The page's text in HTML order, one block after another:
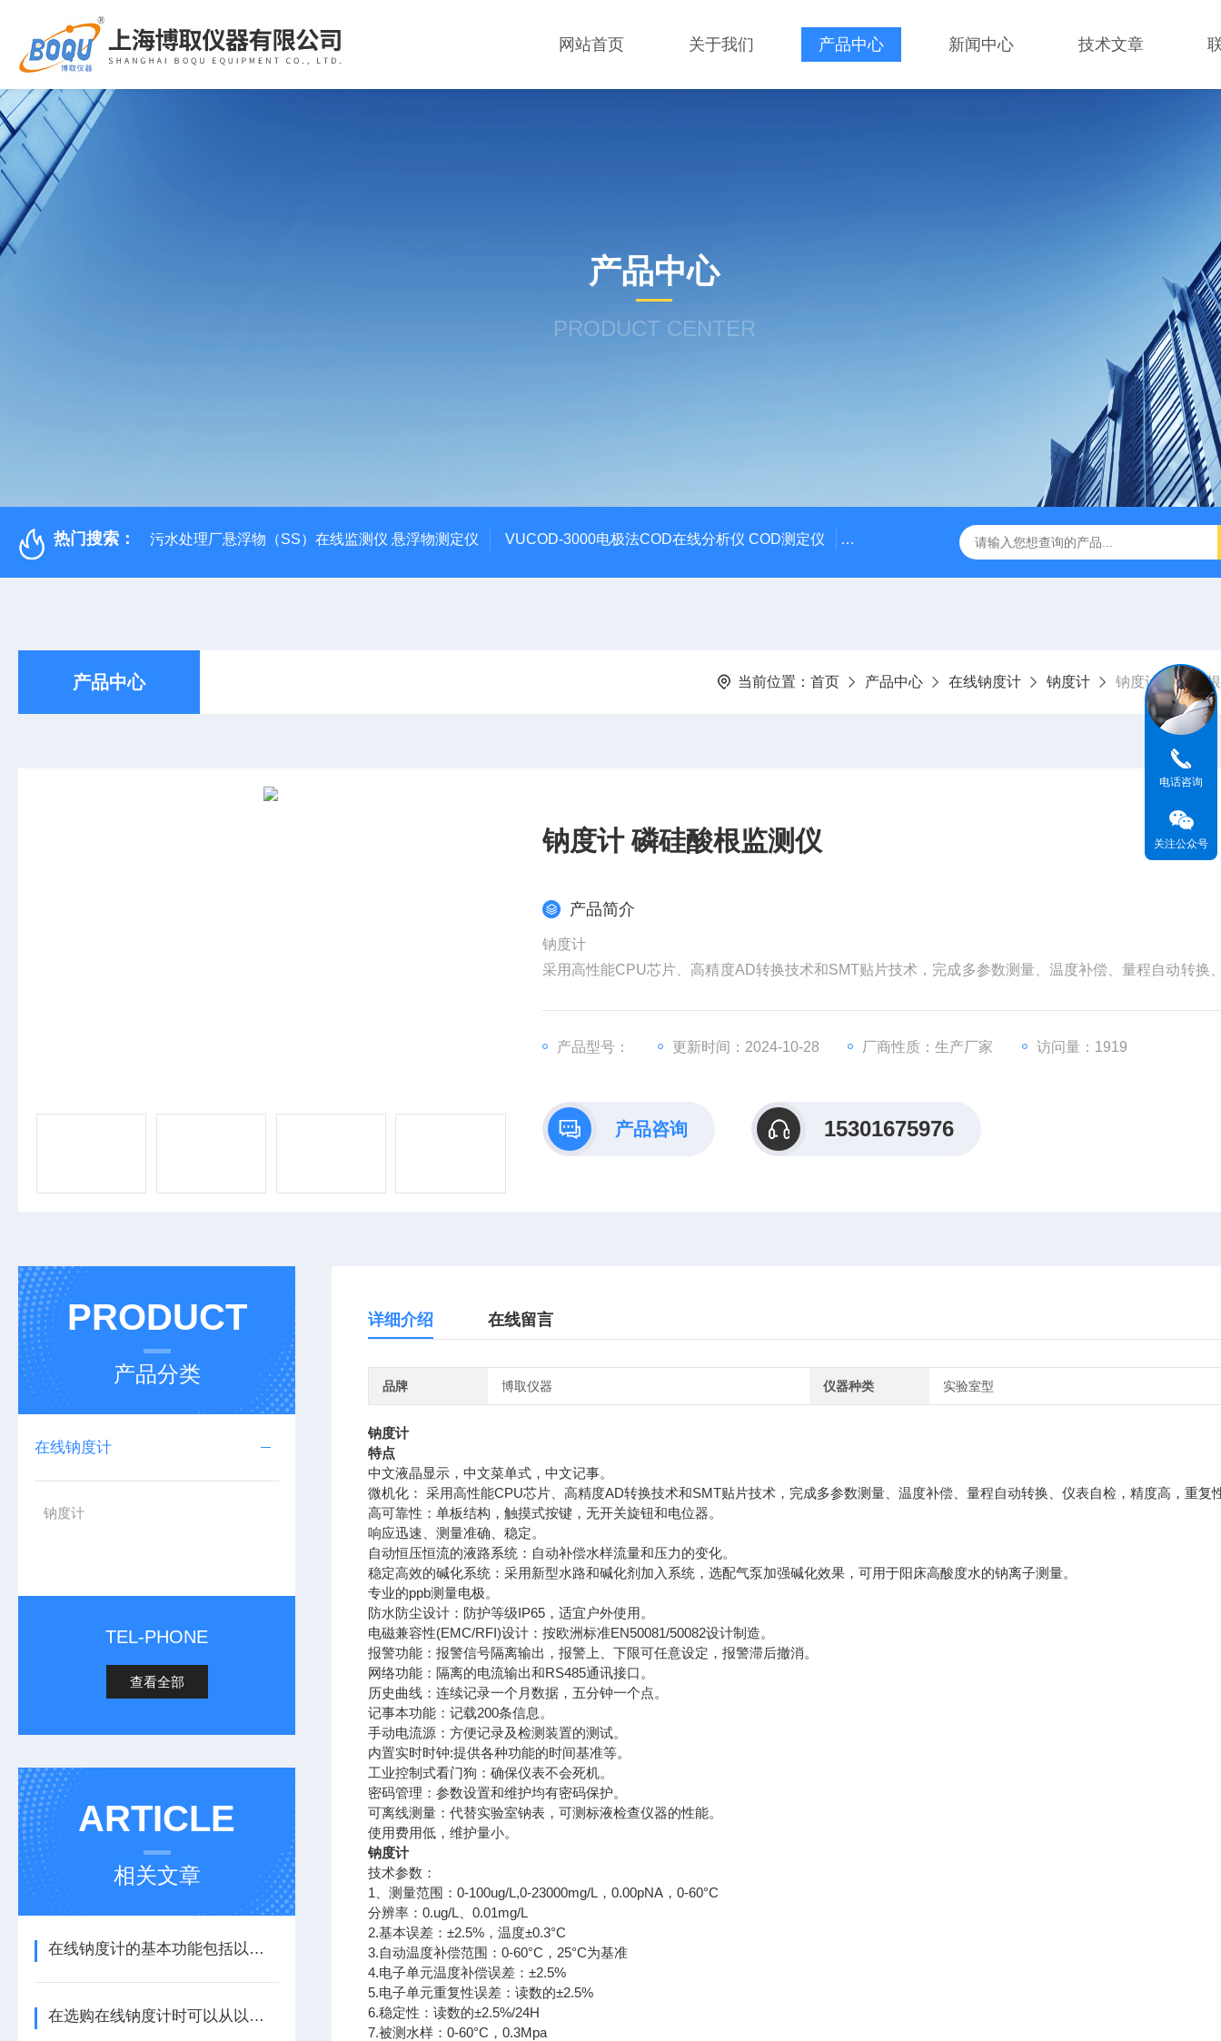
网站首页 关于我们 产品中心 新闻中心 技术文章
产品中心
PRODUCT CENTER
热门搜索： 污水处理厂悬浮物（SS）在线监测仪 悬浮物测定仪 VUCOD-3000电极法COD在线分析仪 COD测定仪 DDG-2090AX耐高温耐压工业电导率仪 在线电导仪
产品中心 当前位置： 首页 产品中心 在线钠度计 钠度计 钠度计 磷硅酸
钠度计 磷硅酸根监测仪
产品简介
钠度计
采用高性能CPU芯片、高精度AD转换技术和SMT贴片技术，完成多参数测量、温度补偿、量程自动转换
产品型号： 更新时间：2024-10-28 厂商性质：生产厂家 访问量：1919
产品咨询 15301675976
PRODUCT
产品分类
在线钠度计
钠度计
TEL-PHONE
查看全部
ARTICLE
相关文章
在线钠度计的基本功能包括以下几点
在选购在线钠度计时可以从以下方面考虑
详细介绍 在线留言
品牌 博取仪器 仪器种类 实验室型
钠度计
特点
中文液晶显示，中文菜单式，中文记事。
微机化： 采用高性能CPU芯片、高精度AD转换技术和SMT贴片技术，完成多参数测量、温度补偿、量程自动转换、仪表自检，精度高，重复
高可靠性：单板结构，触摸式按键，无开关旋钮和电位器。
响应迅速、测量准确、稳定。
自动恒压恒流的液路系统：自动补偿水样流量和压力的变化。
稳定高效的碱化系统：采用新型水路和碱化剂加入系统，选配气泵加强碱化效果，可用于阳床高酸度水的钠离子测量。
专业的ppb测量电极。
防水防尘设计：防护等级IP65，适宜户外使用。
电磁兼容性(EMC/RFI)设计：按欧洲标准EN50081/50082设计制造。
报警功能：报警信号隔离输出，报警上、下限可任意设定，报警滞后撤消。
网络功能：隔离的电流输出和RS485通讯接口。
历史曲线：连续记录一个月数据，五分钟一个点。
记事本功能：记载200条信息。
手动电流源：方便记录及检测装置的测试。
内置实时时钟:提供各种功能的时间基准等。
工业控制式看门狗：确保仪表不会死机。
密码管理：参数设置和维护均有密码保护。
可离线测量：代替实验室钠表，可测标液检查仪器的性能。
使用费用低，维护量小。
钠度计
技术参数：
1、测量范围：0-100ug/L,0-23000mg/L，0.00pNA，0-60°C
分辨率：0.ug/L、0.01mg/L
2.基本误差：±2.5%，温度±0.3°C
3.自动温度补偿范围：0-60°C，25°C为基准
4.电子单元温度补偿误差：±2.5%
5.电子单元重复性误差：读数的±2.5%
6.稳定性：读数的±2.5%/24H
7.被测水样：0-60°C，0.3Mpa
电话咨询
关注公众号